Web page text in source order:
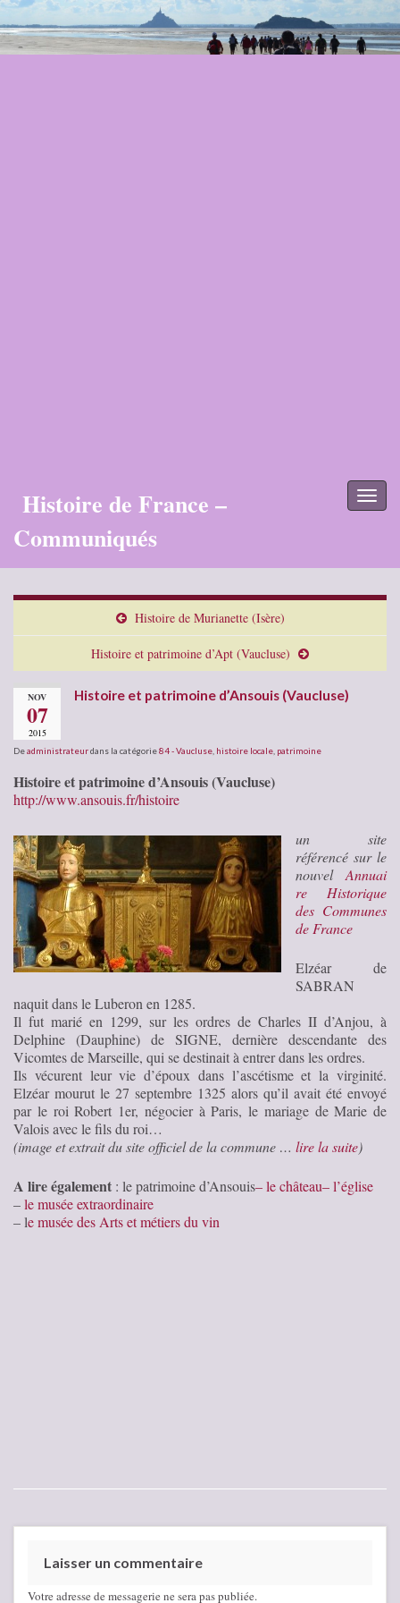
Histoire de France –
Communiqués
Histoire de Murianette (Isère)
Histoire et patrimoine d’Apt (Vaucluse)
NOV
07
2015
Histoire et patrimoine d’Ansouis (Vaucluse)
Deadministrateurdans la catégorie84 - Vaucluse histoire locale patrimoine
Histoire et patrimoine d’Ansouis (Vaucluse)
http://www.ansouis.fr/histoire
un site
référencé sur le
nouvel Annuai
re Historique
des Communes
de France
Elzéar de
SABRAN
naquit dans le Luberon en 1285.
Il fut marié en 1299, sur les ordres de Charles II d’Anjou, à
Delphine (Dauphine) de SIGNE, dernière descendante des
Vicomtes de Marseille, qui se destinait à entrer dans les ordres.
Ils vécurent leur vie d’époux dans l’ascétisme et la virginité.
Elzéar mourut le 27 septembre 1325 alors qu’il avait été envoyé
par le roi Robert 1er, négocier à Paris, le mariage de Marie de
Valois avec le fils du roi…
(image et extrait du site officiel de la commune … lire la suite)
A lire également : le patrimoine d’Ansouis– le château– l’église
–le musée extraordinaire
– le musée des Arts et métiers du vin
Laisser un commentaire
Votre adresse de messagerie ne sera pas publiée.